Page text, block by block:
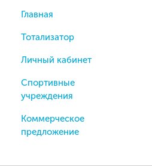
Главная
Тотализатор
Личный кабинет
Спортивные
учреждения
Коммерческое
предложение